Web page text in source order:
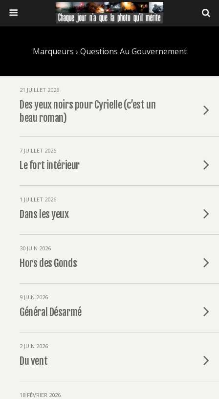
Marqueurs › Questions Au Gouvernement
21 JUILLET 2026
Des yeux noirs pour Cyrielle (c’est un
beau roman)
7 JUILLET 2026
Le fort intérieur
1 JUILLET 2026
Dans les yeux
30 JUIN 2026
Hors des Gonds
9 JUIN 2026
Général Désarmé
2 JUIN 2026
Du vent
18 FÉVRIER 2026